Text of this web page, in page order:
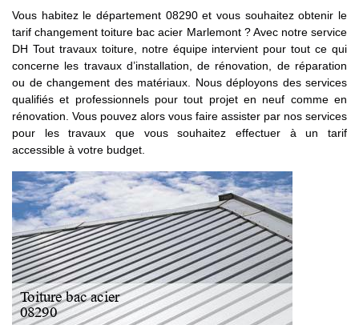
Vous habitez le département 08290 et vous souhaitez obtenir le
tarif changement toiture bac acier Marlemont ? Avec notre service
DH Tout travaux toiture, notre équipe intervient pour tout ce qui
concerne les travaux d’installation, de rénovation, de réparation
ou de changement des matériaux. Nous déployons des services
qualifiés et professionnels pour tout projet en neuf comme en
rénovation. Vous pouvez alors vous faire assister par nos services
pour les travaux que vous souhaitez effectuer à un tarif
accessible à votre budget.